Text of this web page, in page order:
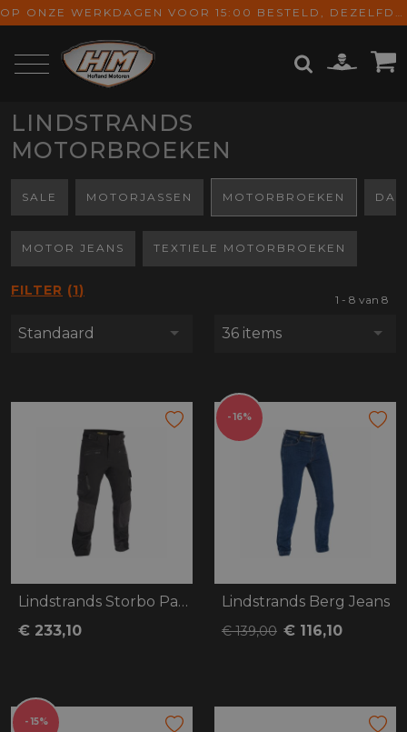
OP ONZE WERKDAGEN VOOR 15:00 BESTELD, DEZELFDE DAG VERZONDEN! GRATIS VERZENDING VANAF € 65,-
LINDSTRANDS
MOTORBROEKEN
SALE MOTORJASSEN MOTORBROEKEN
MOTOR JEANS TEXTIELE MOTORBROEKEN
FILTER 1
Standaard
1 - 8 van 8
36 items
Lindstrands Storbo Pants
€ 233,10
- 16%
Lindstrands Berg Jeans
€ 139,00 € 116,10
- 15%